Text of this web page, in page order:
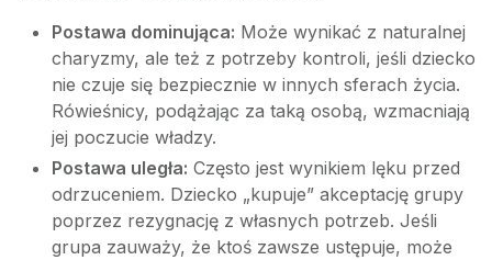
Postawa dominująca: Może wynikać z naturalnej
charyzmy, ale też z potrzeby kontroli, jeśli dziecko
nie czuje się bezpiecznie w innych sferach życia.
Rówieśnicy, podążając za taką osobą, wzmacniają
jej poczucie władzy.
Postawa uległa: Często jest wynikiem lęku przed
odrzuceniem. Dziecko „kupuje” akceptację grupy
poprzez rezygnację z własnych potrzeb. Jeśli
grupa zauważy, że ktoś zawsze ustępuje, może